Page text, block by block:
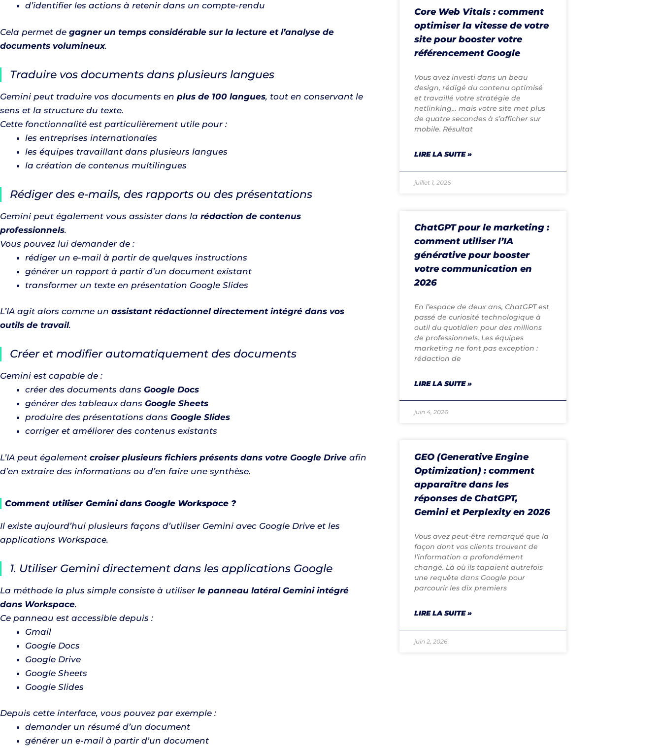
d’identifier les actions à retenir dans un compte-rendu
Cela permet de gagner un temps considérable sur la lecture et l’analyse de
documents volumineux.
Traduire vos documents dans plusieurs langues
Gemini peut traduire vos documents en plus de 100 langues, tout en conservant le
sens et la structure du texte.
Cette fonctionnalité est particulièrement utile pour :
les entreprises internationales
les équipes travaillant dans plusieurs langues
la création de contenus multilingues
Rédiger des e-mails, des rapports ou des présentations
Gemini peut également vous assister dans la rédaction de contenus
professionnels.
Vous pouvez lui demander de :
rédiger un e-mail à partir de quelques instructions
générer un rapport à partir d’un document existant
transformer un texte en présentation Google Slides
L’IA agit alors comme un assistant rédactionnel directement intégré dans vos
outils de travail.
Créer et modifier automatiquement des documents
Gemini est capable de :
créer des documents dans Google Docs
générer des tableaux dans Google Sheets
produire des présentations dans Google Slides
corriger et améliorer des contenus existants
L’IA peut également croiser plusieurs fichiers présents dans votre Google Drive afin
d’en extraire des informations ou d’en faire une synthèse.
Comment utiliser Gemini dans Google Workspace ?
Il existe aujourd’hui plusieurs façons d’utiliser Gemini avec Google Drive et les
applications Workspace.
1. Utiliser Gemini directement dans les applications Google
La méthode la plus simple consiste à utiliser le panneau latéral Gemini intégré
dans Workspace.
Ce panneau est accessible depuis :
Gmail
Google Docs
Google Drive
Google Sheets
Google Slides
Depuis cette interface, vous pouvez par exemple :
demander un résumé d’un document
générer un e-mail à partir d’un document
Core Web Vitals : comment
optimiser la vitesse de votre
site pour booster votre
référencement Google
Vous avez investi dans un beau
design, rédigé du contenu optimisé
et travaillé votre stratégie de
netlinking… mais votre site met plus
de quatre secondes à s’afficher sur
mobile. Résultat
LIRE LA SUITE »
juillet 1, 2026
ChatGPT pour le marketing :
comment utiliser l’IA
générative pour booster
votre communication en
2026
En l’espace de deux ans, ChatGPT est
passé de curiosité technologique à
outil du quotidien pour des millions
de professionnels. Les équipes
marketing ne font pas exception :
rédaction de
LIRE LA SUITE »
juin 4, 2026
GEO (Generative Engine
Optimization) : comment
apparaître dans les
réponses de ChatGPT,
Gemini et Perplexity en 2026
Vous avez peut-être remarqué que la
façon dont vos clients trouvent de
l’information a profondément
changé. Là où ils tapaient autrefois
une requête dans Google pour
parcourir les dix premiers
LIRE LA SUITE »
juin 2, 2026